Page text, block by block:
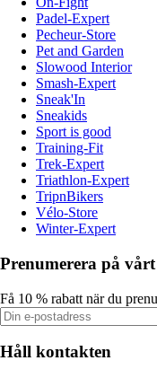
Padel-Expert
Pecheur-Store
Pet and Garden
Slowood Interior
Smash-Expert
Sneak'In
Sneakids
Sport is good
Training-Fit
Trek-Expert
Triathlon-Expert
TripnBikers
Vélo-Store
Winter-Expert
Prenumerera på
Få 10 % rabatt när du
Håll kontakten